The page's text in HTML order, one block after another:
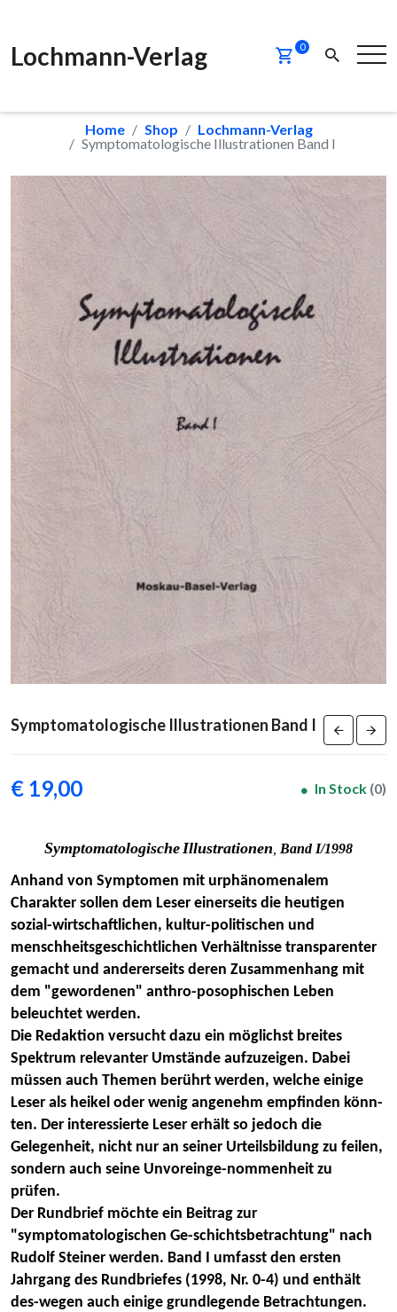
Lochmann-Verlag 0
Home Shop
Lochmann-Verlag
Symptomatologische Illustrationen Band I
Symptomatologische Illustrationen Band I
€ 19,00 In Stock (0)
Symptomatologische Illustrationen Band I/1998
Anhand von Symptomen mit urphänomenalem
Charakter sollen dem Leser einerseits die heutigen
sozial-wirtschaftlichen, kultur-politischen und
menschheitsgeschichtlichen Verhältnisse transparenter
gemacht und andererseits deren Zusammenhang mit
dem "gewordenen" anthro-posophischen Leben
beleuchtet werden.
Die Redaktion versucht dazu ein möglichst breites
Spektrum relevanter Umstände aufzuzeigen. Dabei
müssen auch Themen berührt werden, welche einige
Leser als heikel oder wenig angenehm empfinden könn-
ten. Der interessierte Leser erhält so jedoch die
Gelegenheit, nicht nur an seiner Urteilsbildung zu feilen,
sondern auch seine Unvoreinge-nommenheit zu
prüfen.
Der Rundbrief möchte ein Beitrag zur
"symptomatologischen Ge-schichtsbetrachtung" nach
Rudolf Steiner werden. Band I umfasst den ersten
Jahrgang des Rundbriefes (1998, Nr. 0-4) und enthält
des-wegen auch einige grundlegende Betrachtungen.